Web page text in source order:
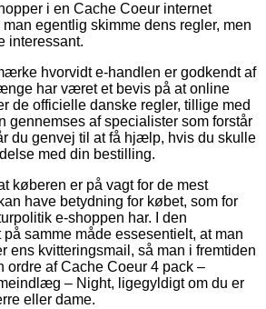
i en Cache Coeur internet
egentlig skimme dens regler, men
interessant.
hvorvidt e-handlen er godkendt af
har været et bevis på at online
de officielle danske regler, tillige med
gennemses af specialister som forstår
du genvej til at få hjælp, hvis du skulle
med din bestilling.
køberen er på vagt for de mest
have betydning for købet, som for
e-shoppen har. I den
samme måde essesentielt, at man
ens kvitteringsmail, så man i fremtiden
ordre af Cache Coeur 4 pack –
– Night, ligegyldigt om du er
eller dame.